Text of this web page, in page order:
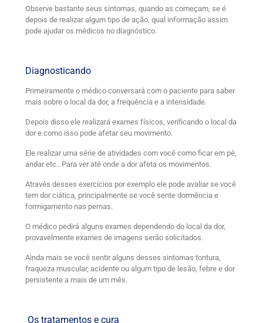
Observe bastante seus sintomas, quando as começam, se é
depois de realizar algum tipo de ação, qual informação assim
pode ajudar os médicos no diagnóstico.
Diagnosticando
Primeiramente o médico conversará com o paciente para saber
mais sobre o local da dor, a frequência e a intensidade.
Depois disso ele realizará exames físicos, verificando o local da
dor e como isso pode afetar seu movimento.
Ele realizar uma série de atividades com você como ficar em pé,
andar etc.. Para ver até onde a dor afeta os movimentos.
Através desses exercícios por exemplo ele pode avaliar se você
tem dor ciática, principalmente se você sente dormência e
formigamento nas pernas.
O médico pedirá alguns exames dependendo do local da dor,
provavelmente exames de imagens serão solicitados.
Ainda mais se você sentir alguns desses sintomas tontura,
fraqueza muscular, acidente ou algum tipo de lesão, febre e dor
persistente a mais de um mês.
Os tratamentos e cura